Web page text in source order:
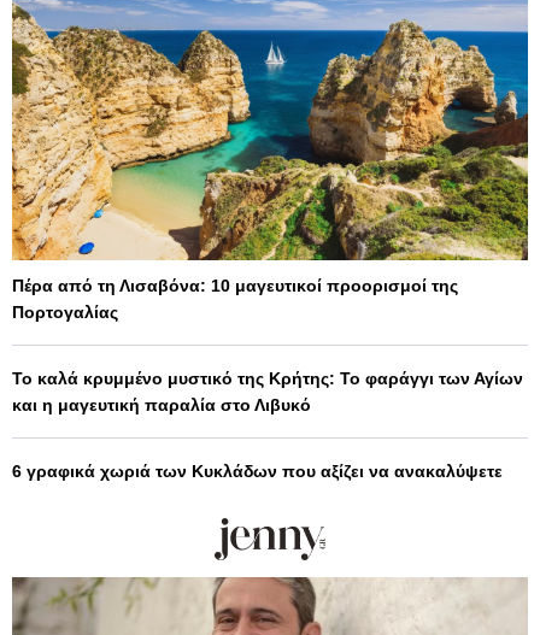
Πέρα από τη Λισαβόνα: 10 μαγευτικοί προορισμοί της
Πορτογαλίας
Το καλά κρυμμένο μυστικό της Κρήτης: Το φαράγγι των Αγίων
και η μαγευτική παραλία στο Λιβυκό
6 γραφικά χωριά των Κυκλάδων που αξίζει να ανακαλύψετε